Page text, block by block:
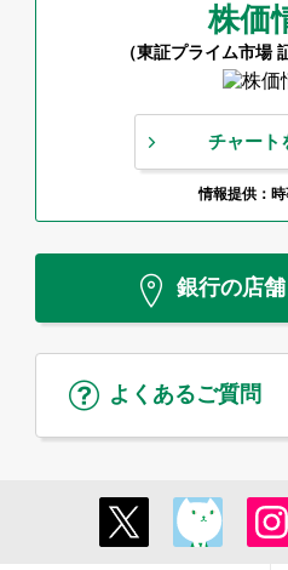
株価
（東証プライム市場
チャート
情報提供：
銀行の店
よくあるご質問